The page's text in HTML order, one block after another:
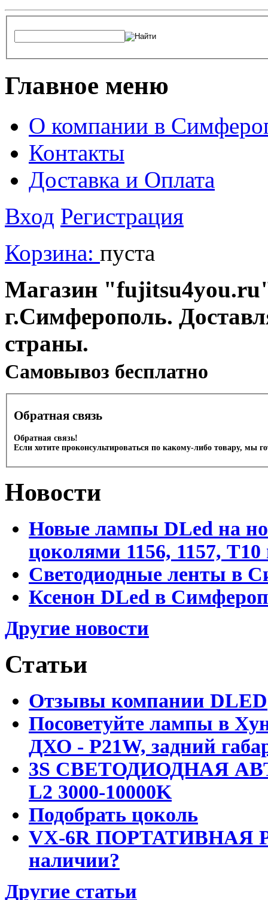
Главное меню
О компании в
Контакты
Доставка и Оплата
Вход Регистрация
Корзина: пуста
Магазин
г.Симферополь.
страны.
Cамовывоз бесплатно
Обратная связь
Обратная связь!
Если хотите проконсультироваться по какому-либо товару, мы
Новости
Новые лампы DLed на
цоколями 1156, 1157,
Светодиодные ленты в
Ксенон DLed в
Другие новости
Статьи
Отзывы компании DLED
Посоветуйте лампы в
ДХО - P21W, задний
3S СВЕТОДИОДНАЯ
L2 3000-10000K
Подобрать цоколь
VX-6R ПОРТАТИВНАЯ
наличии?
Другие статьи